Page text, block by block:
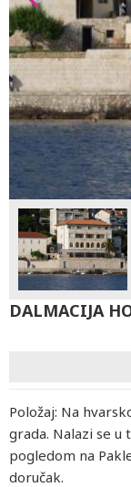
DALMACIJA
Položaj: Na
grada. Nalazi se
pogledom na
doručak.